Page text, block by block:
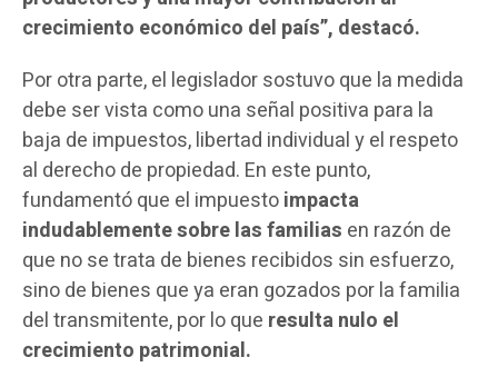
crecimiento económico del país”, destacó.
Por otra parte, el legislador sostuvo que la medida
debe ser vista como una señal positiva para la
baja de impuestos, libertad individual y el respeto
al derecho de propiedad. En este punto,
fundamentó que el impuestoimpacta
indudablemente sobre las familias en razón de
que no se trata de bienes recibidos sin esfuerzo,
sino de bienes que ya eran gozados por la familia
del transmitente, por lo que resulta nulo el
crecimiento patrimonial.